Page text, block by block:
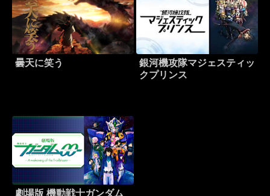
曇天に笑う
銀河機攻隊マジェスティッ
クプリンス
劇場版 機動戦士ガンダム